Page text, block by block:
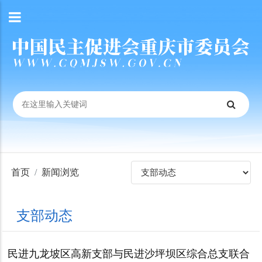
首页 新闻浏览
支部动态
民进九龙坡区高新支部与民进沙坪坝区综合总支联合